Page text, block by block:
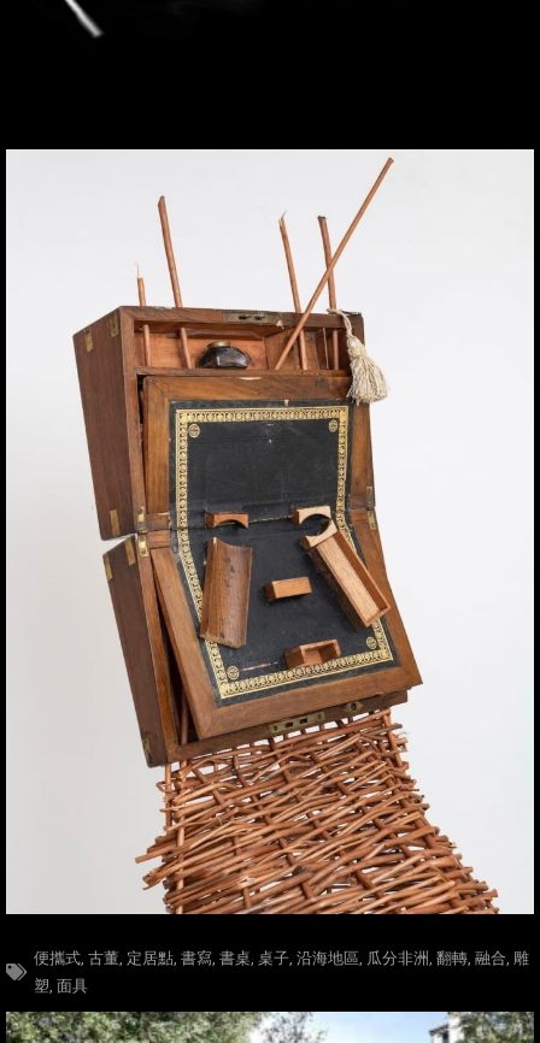
便攜式 古董 定居點 書寫 書桌 桌子 沿海地區 瓜分非洲 翻轉 融合 雕
塑 面具